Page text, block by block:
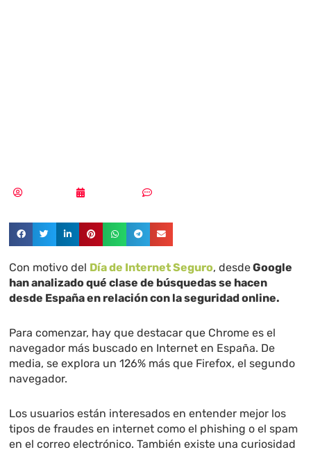
Con motivo del Día de Internet Seguro, desdeGoogle
han analizado qué clase de búsquedas se hacen
desde España en relación con la seguridad online.
Para comenzar, hay que destacar que Chrome es el
navegador más buscado en Internet en España. De
media, se explora un 126% más que Firefox, el segundo
navegador.
Los usuarios están interesados en entender mejor los
tipos de fraudes en internet como el phishing o el spam
en el correo electrónico. También existe una curiosidad